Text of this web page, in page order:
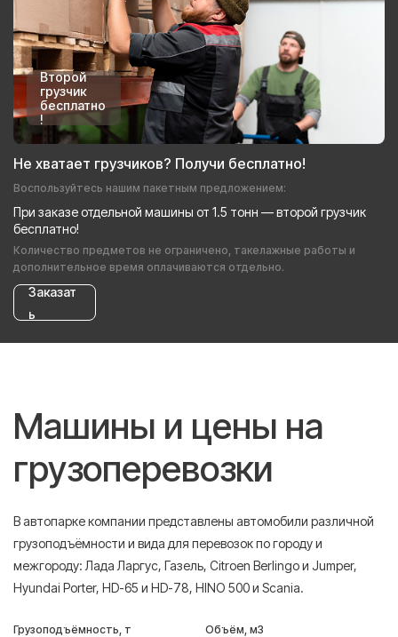
Второй
грузчик
бесплатно
!
Не хватает грузчиков? Получи бесплатно!
Воспользуйтесь нашим пакетным предложением:
При заказе отдельной машины от 1.5 тонн — второй грузчик
бесплатно!
Количество предметов не ограничено, такелажные работы и
дополнительное время оплачиваются отдельно.
Заказат
ь
Машины и цены на
грузоперевозки
В автопарке компании представлены автомобили различной
грузоподъёмности и вида для перевозок по городу и
межгороду: Лада Ларгус, Газель, Citroen Berlingo и Jumper,
Hyundai Porter, HD-65 и HD-78, HINO 500 и Scania.
Грузоподъёмность, т Объём, м3